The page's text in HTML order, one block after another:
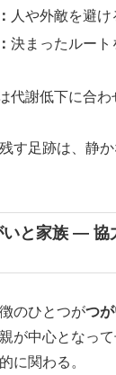
人や外敵を避け
決まったルート
代謝低下に合
す足跡は、静
いと家族 ― 協
のひとつがつ
が中心となっ
に関わる。